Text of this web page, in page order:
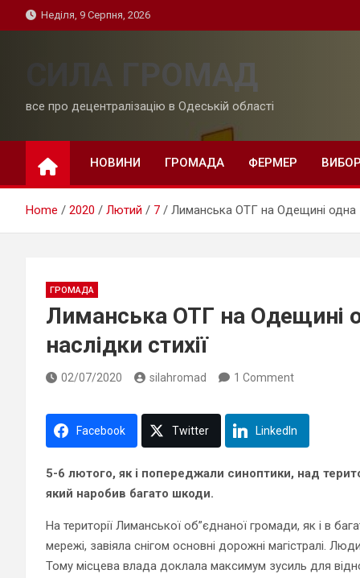
to
Неділя, 9 Серпня, 2026
СИЛА ГРОМАД
все про децентралізацію в Одеській області
НОВИНИ ГРОМАДА ФЕРМЕР
Home 2020 Лютий 7 Лиманська ОТГ на Одещині одна
ГРОМАДА
Лиманська ОТГ на Одещині
наслідки стихії
02/07/2020 silahromad 1 Comment
Facebook Twitter LinkedIn
5-6 лютого, як і попереджали синоптики, над
який наробив багато шкоди.
На території Лиманської об”єднаної громади, як і в
мережі, завіяла снігом основні дорожні магістралі.
Тому місцева влада доклала максимум зусиль для